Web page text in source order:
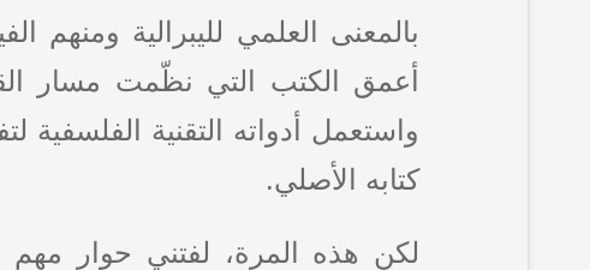
بالمعنى العلمي لليبرالية
أعمق الكتب التي نظّمت مسار
واستعمل أدواته التقنية
كتابه الأصلي.
لكن هذه المرة، لفتني حوار